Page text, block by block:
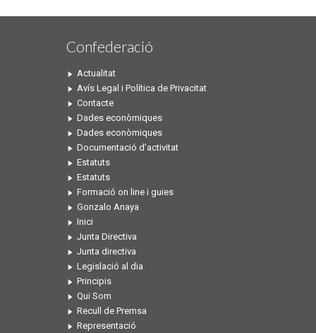
Confederació
Actualitat
Avís Legal i Política de Privacitat
Contacte
Dades econòmiques
Dades econòmiques
Documentació d’activitat
Estatuts
Estatuts
Formació on line i guies
Gonzalo Anaya
Inici
Junta Directiva
Junta directiva
Legislació al dia
Principis
Qui Som
Recull de Premsa
Representació